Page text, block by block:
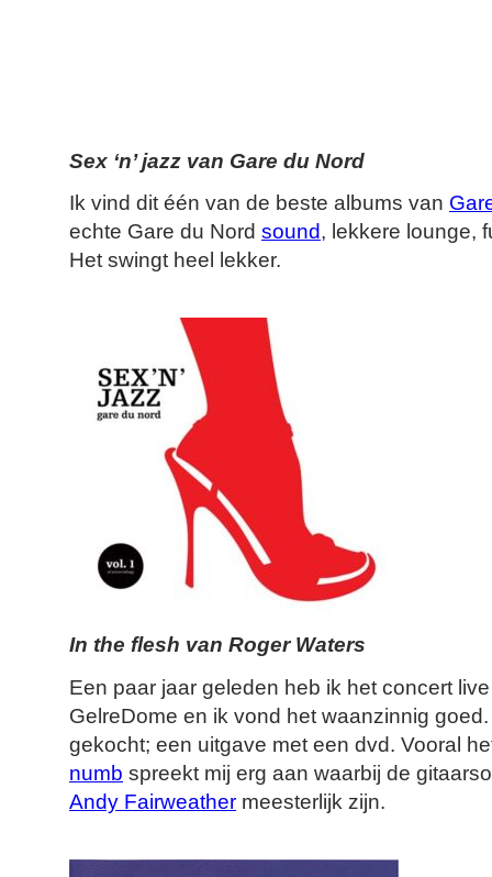
Sex ‘n’ jazz van Gare du Nord
Ik vind dit één van de beste albums van
echte Gare du Nord sound, lekkere lounge,
Het swingt heel lekker.
In the flesh van Roger Waters
Een paar jaar geleden heb ik het concert
GelreDome en ik vond het waanzinnig
gekocht; een uitgave met een dvd. Vooral
numb spreekt mij erg aan waarbij de
Andy Fairweather meesterlijk zijn.